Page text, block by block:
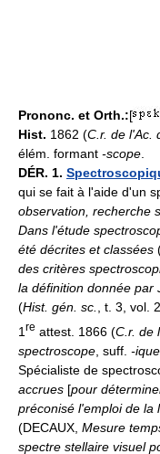
Prononc. et Orth.:[
Hist. 1862 (C.r. de l'Ac.
élém. formant -scope
DÉR. 1.
qui se fait à l'aide d'un
observation, recherche
Dans l'étude
été décrites et classées
des critères
la définition donnée par
(Hist. gén. sc. , t. 3, vol.
1 re attest. 1866 (C.r. de
spectroscope , suff. -ique
Spécialiste de
accrues [pour
préconisé l'emploi de la
(DECAUX, Mesure
spectre stellaire visuel